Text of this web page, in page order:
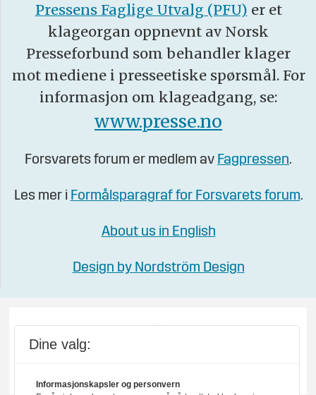
Pressens Faglige Utvalg (PFU) er et
klageorgan oppnevnt av Norsk
Presseforbund som behandler klager
mot mediene i presseetiske spørsmål. For
informasjon om klageadgang, se:
www.presse.no
Forsvarets forum er medlem av Fagpressen.
Les mer i Formålsparagraf for Forsvarets forum.
About us in English
Design by Nordström Design
Dine valg:
Informasjonskapsler og personvern